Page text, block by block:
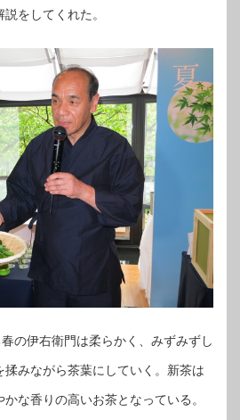
をしてくれた。
の伊右衛門は柔らかく、みずみずし
揉みながら茶葉にしていく。新茶は
な香りの高いお茶となっている。